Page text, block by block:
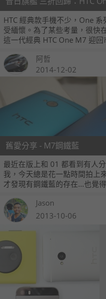
HTC 經典款手機不少，One
受緬懷。為了某些考量，很快
這一代經典 HTC One M7 迎
阿哲
2014-12-02
舊愛分享 - M7鋼鐵藍
最近在版上和 01 都看到有人
我，今天總是花一點時間拍上
才發現有鋼鐵藍的存在...也覺
Jason
2013-10-06